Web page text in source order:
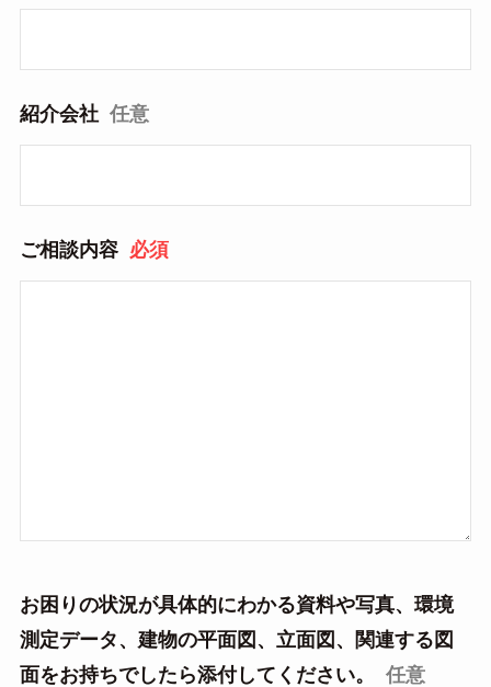
紹介会社 任意
ご相談内容 必須
お困りの状況が具体的にわかる資料や写真、環境
測定データ、建物の平面図、立面図、関連する図
面をお持ちでしたら添付してください。
任意